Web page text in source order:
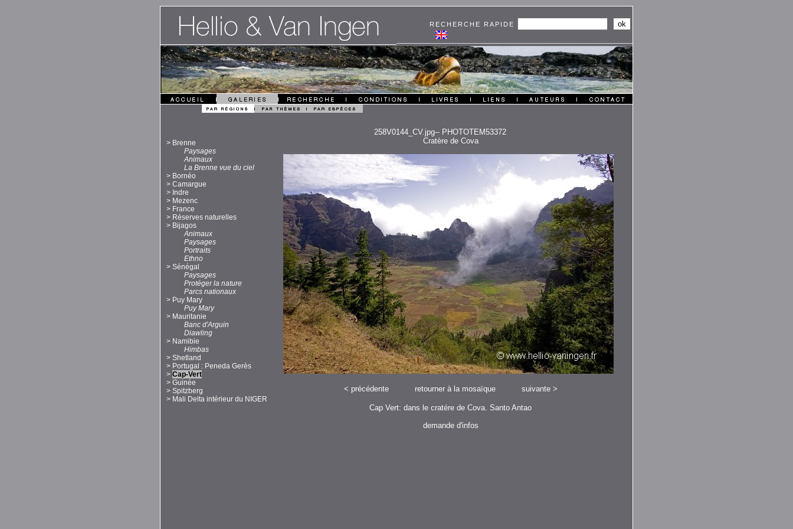
RECHERCHE RAPIDE
258V0144_CV.jpg-- PHOTOTEM53372
> Brenne
Paysages
Animaux
La Brenne vue du ciel
> Bornéo
> Camargue
> Indre
> Mezenc
> France
> Réserves naturelles
> Bijagos
Animaux
Paysages
Portraits
Ethno
> Sénégal
Paysages
Protéger la nature
Parcs nationaux
> Puy Mary
Puy Mary
> Mauritanie
Banc d'Arguin
Diawling
> Namibie
Himbas
> Shetland
> Portugal : Peneda Gerès
> Cap-Vert
> Guinée
> Spitzberg
> Mali Delta intérieur du NIGER
Cratère de Cova
< précédente retourner à la mosaïque suivante>
Cap Vert: dans le cratére de Cova. Santo Antao
demande d'infos